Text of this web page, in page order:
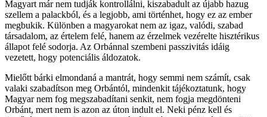
Magyart már nem tudják kontrollálni, kiszabadult az újabb hazug
szellem a palackból, és a legjobb, ami történhet, hogy ez az ember
megbukik. Különben a magyarokat nem az igaz, valódi, szabad
társadalom, az értelem felé, hanem az érzelmek vezérelte hisztérikus
állapot felé sodorja. Az Orbánnal szembeni passzivitás idáig
vezetett, hogy potenciális áldozatok.
Mielőtt bárki elmondaná a mantrát, hogy semmi nem számít, csak
valaki szabadítson meg Orbántól, mindenkit tájékoztatunk, hogy
Magyar nem fog megszabadítani senkit, nem fogja megdönteni
Orbánt, mert nem is azon az úton indult el. Neki pénz kell és